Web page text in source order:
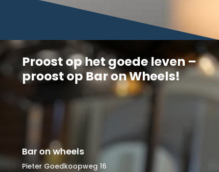
Proost op het goede leven –
proost op Bar on Wheels!
Bar on wheels
Pieter Goedkoopweg 16